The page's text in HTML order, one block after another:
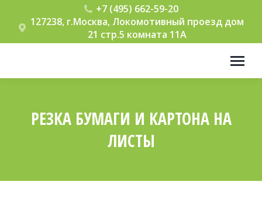
+7 (495) 662-59-20
127238, г.Москва, Локомотивный проезд дом
21 стр.5 комната 11А
РЕЗКА БУМАГИ И КАРТОНА НА
ЛИСТЫ